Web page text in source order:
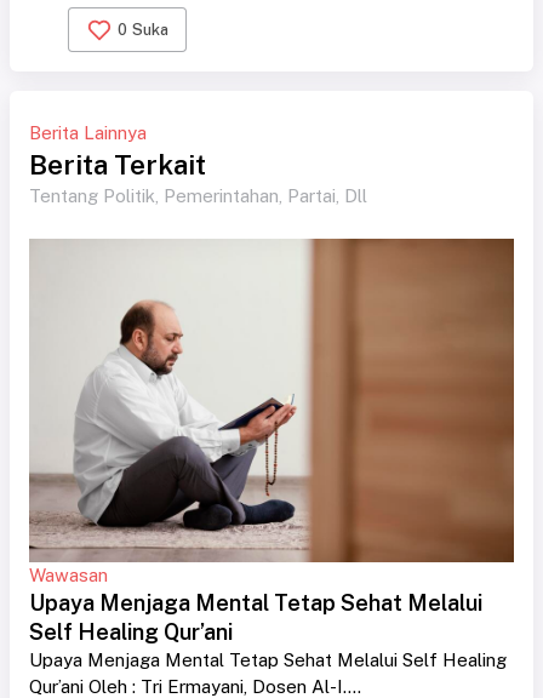
0 Suka
Berita Lainnya
Berita Terkait
Tentang Politik, Pemerintahan, Partai, Dll
Wawasan
Upaya Menjaga Mental Tetap Sehat Melalui
Self Healing Qur’ani
Upaya Menjaga Mental Tetap Sehat Melalui Self Healing
Qur’ani Oleh : Tri Ermayani, Dosen Al-I....